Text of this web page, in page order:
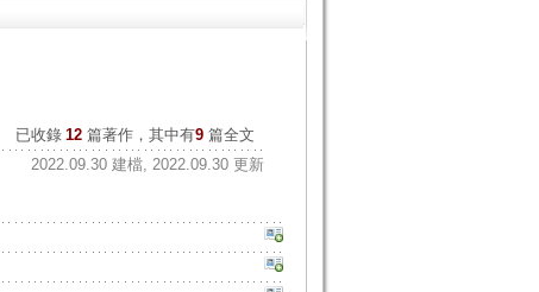
已收錄 12 篇著作，其中有9篇全文
2022.09.30 建檔, 2022.09.30 更新